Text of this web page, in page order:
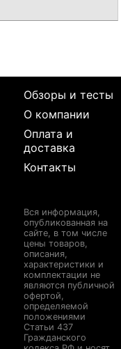
Обзоры и тесты
О компании
Оплата и
доставка
Контакты
Вся информация,
опубликованная на
сайте, в том числе
цены товаров,
описания,
характеристики и
комплектации не
являются публичной
офертой,
определяемой
положениями
Статьи 437
Гражданского